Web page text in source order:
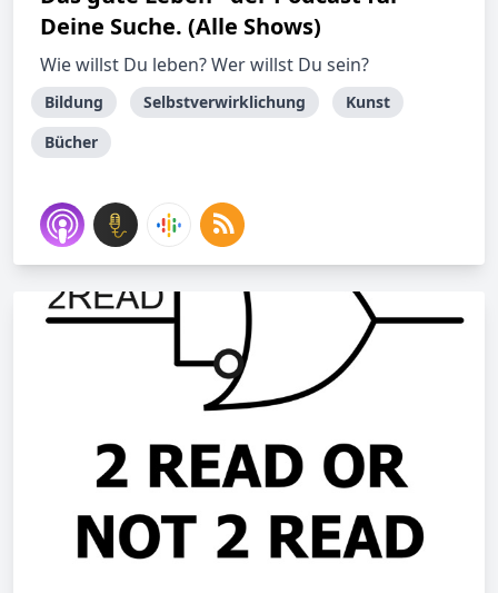
Deine Suche. (Alle Shows)
Wie willst Du leben? Wer willst Du sein?
Bildung Selbstverwirklichung
Kunst
Bücher